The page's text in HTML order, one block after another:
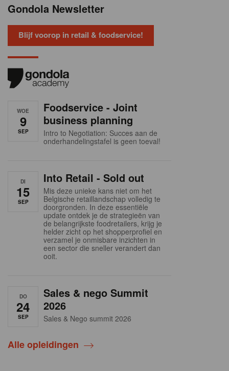
Gondola Newsletter
Blijf voorop in retail & foodservice!
WOE
9
SEP
Foodservice - Joint
business planning
Intro to Negotiation: Succes aan de
onderhandelingstafel is geen toeval!
DI
15
SEP
Into Retail - Sold out
Mis deze unieke kans niet om het
Belgische retaillandschap volledig te
doorgronden. In deze essentiële
update ontdek je de strategieën van
de belangrijkste foodretailers, krijg je
helder zicht op het shopperprofiel en
verzamel je onmisbare inzichten in
een sector die sneller verandert dan
ooit.
DO
24
SEP
Sales & nego Summit
2026
Sales & Nego summit 2026
Alle opleidingen